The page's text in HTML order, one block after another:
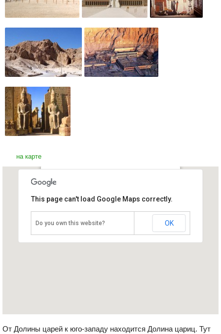
на карте
Египет, Луксор
This page can't load Google Maps correctly.
Do you own this website? OK
От Долины царей к юго-западу находится Долина цариц. Тут